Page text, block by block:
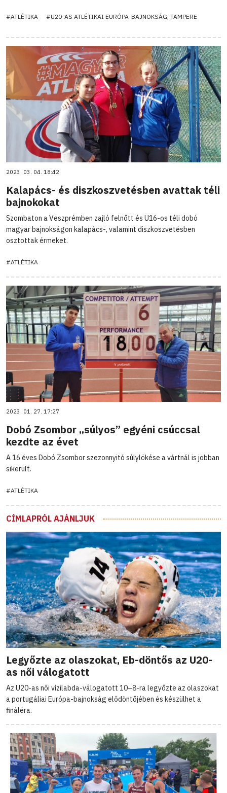
#ATLÉTIKA #U20-AS ATLÉTIKAI EURÓPA-BAJNOKSÁG, TAMPERE
2023. 03. 04. 18:42
Kalapács- és diszkoszvetésben avattak téli
bajnokokat
Szombaton a Veszprémben zajló felnőtt és U16-os téli dobó
magyar bajnokságon kalapács-, valamint diszkoszvetésben
osztottak érmeket.
#ATLÉTIKA
2023. 01. 27. 17:27
Dobó Zsombor „súlyos” egyéni csúccsal
kezdte az évet
A 16 éves Dobó Zsombor szezonnyitó súlylökése a vártnál is jobban
sikerült.
#ATLÉTIKA
CÍMLAPRÓL AJÁNLJUK
Legyőzte az olaszokat, Eb-döntős az U20-
as női válogatott
Az U20-as női vízilabda-válogatott 10–8-ra legyőzte az olaszokat
a portugáliai Európa-bajnokság elődöntőjében és készülhet a
fináléra.